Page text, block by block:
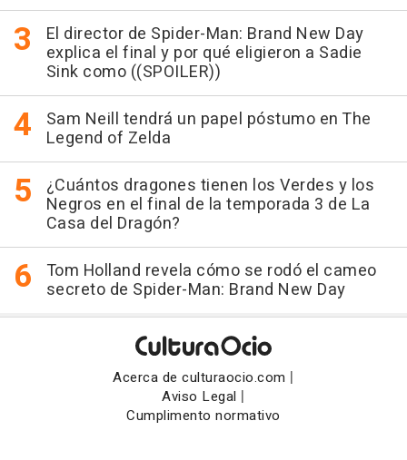
El director de Spider-Man: Brand New Day
explica el final y por qué eligieron a Sadie
Sink como ((SPOILER))
Sam Neill tendrá un papel póstumo en The
Legend of Zelda
¿Cuántos dragones tienen los Verdes y los
Negros en el final de la temporada 3 de La
Casa del Dragón?
Tom Holland revela cómo se rodó el cameo
secreto de Spider-Man: Brand New Day
Acerca de culturaocio.com |
Aviso Legal |
Cumplimento normativo